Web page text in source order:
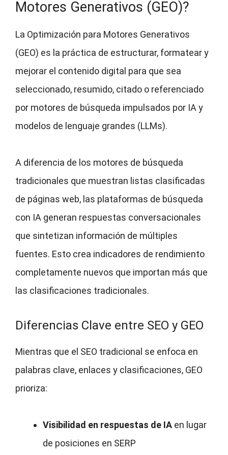
Motores Generativos (GEO)?
La Optimización para Motores Generativos
(GEO) es la práctica de estructurar, formatear y
mejorar el contenido digital para que sea
seleccionado, resumido, citado o referenciado
por motores de búsqueda impulsados por IA y
modelos de lenguaje grandes (LLMs).
A diferencia de los motores de búsqueda
tradicionales que muestran listas clasificadas
de páginas web, las plataformas de búsqueda
con IA generan respuestas conversacionales
que sintetizan información de múltiples
fuentes. Esto crea indicadores de rendimiento
completamente nuevos que importan más que
las clasificaciones tradicionales.
Diferencias Clave entre SEO y GEO
Mientras que el SEO tradicional se enfoca en
palabras clave, enlaces y clasificaciones, GEO
prioriza:
Visibilidad en respuestas de IA en lugar
de posiciones en SERP